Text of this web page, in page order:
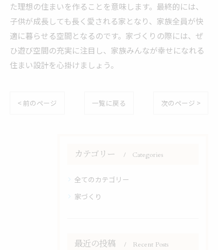
た理想の住まいを作ることを意味します。最終的には、
子供が成長しても長く愛される家となり、家族全員が快
適に暮らせる空間となるのです。家づくりの際には、ぜ
ひ遊び空間の充実に注目し、家族みんなが幸せになれる
住まい設計を心掛けましょう。
< 前のページ 一覧に戻る 次のページ >
カテゴリー Categories
全てのカテゴリー
家づくり
最近の投稿 Recent Posts